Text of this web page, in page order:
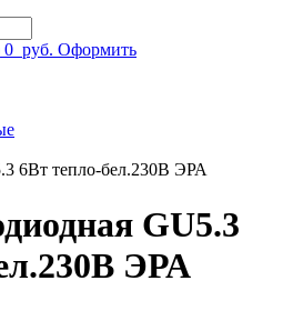
0 руб. Оформить
6Вт тепло-бел.230В ЭРА
GU5.3
ЭРА